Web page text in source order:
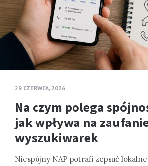
29 CZERWCA, 2026
Na czym polega
jak wpływa na zaufanie
wyszukiwarek
Niespójny NAP potrafi zepsuć lokalne